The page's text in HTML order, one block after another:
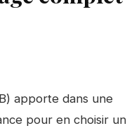
apporte dans une
pour en choisir un